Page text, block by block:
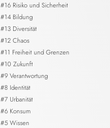
#16 Risiko und Sicherheit
#14 Bildung
#13 Diversität
#12 Chaos
#11 Freiheit und Grenzen
#10 Zukunft
#9 Verantwortung
#8 Identität
#7 Urbanität
#6 Konsum
#5 Wissen